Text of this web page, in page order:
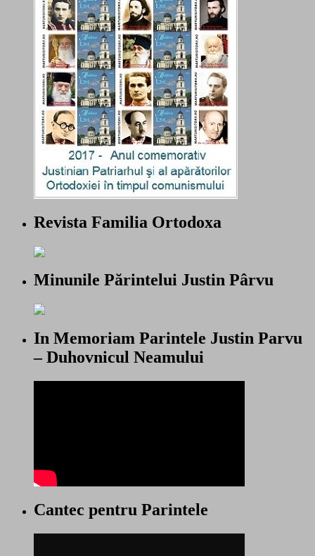
Revista Familia Ortodoxa
Minunile Părintelui Justin Pârvu
In Memoriam Parintele Justin Parvu
– Duhovnicul Neamului
Cantec pentru Parintele